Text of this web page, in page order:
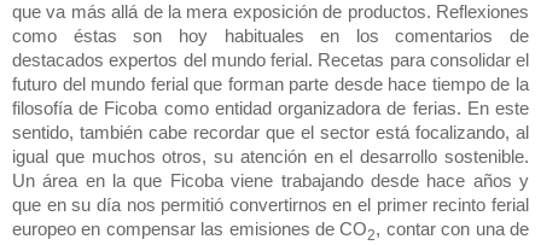
que va más allá de la mera exposición de productos. Reflexiones
como éstas son hoy habituales en los comentarios de
destacados expertos del mundo ferial. Recetas para consolidar el
futuro del mundo ferial que forman parte desde hace tiempo de la
filosofía de Ficoba como entidad organizadora de ferias. En este
sentido, también cabe recordar que el sector está focalizando, al
igual que muchos otros, su atención en el desarrollo sostenible.
Un área en la que Ficobaviene trabajando desde hace años y
que en su día nos permitió convertirnos en el primer recinto ferial
europeo en compensar las emisiones de CO2, contar con una de